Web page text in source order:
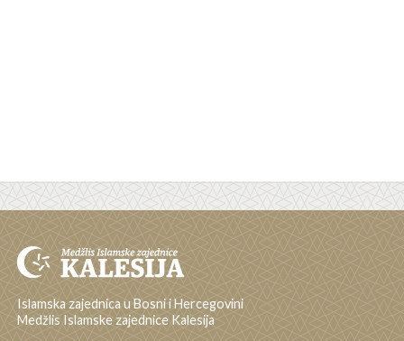
Islamska zajednica u Bosni i Hercegovini
Medžlis Islamske zajednice Kalesija